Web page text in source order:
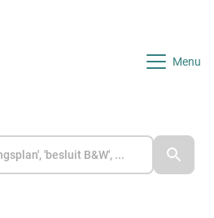
Menu